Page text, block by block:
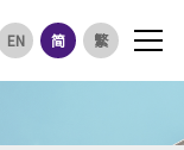
EN 简 繁